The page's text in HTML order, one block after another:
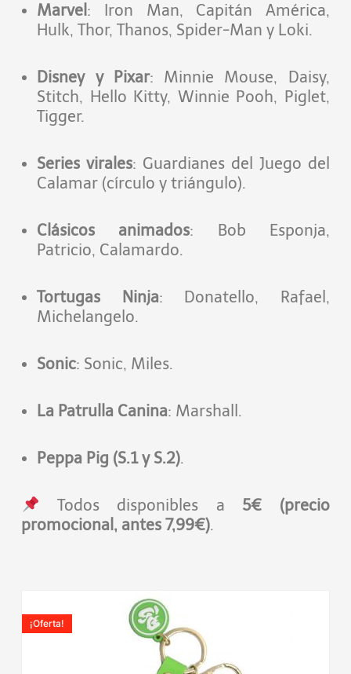
Marvel : Iron Man, Capitán América,
Hulk, Thor, Thanos, Spider-Man y Loki.
Disney y Pixar: Minnie Mouse, Daisy,
Stitch, Hello Kitty, Winnie Pooh, Piglet,
Tigger.
Series virales: Guardianes del Juego del
Calamar (círculo y triángulo).
Clásicos animados: Bob Esponja,
Patricio, Calamardo.
Tortugas Ninja: Donatello, Rafael,
Michelangelo.
Sonic: Sonic, Miles.
La Patrulla Canina: Marshall.
Peppa Pig (S.1 y S.2).
Todos disponibles a 5€ (precio
promocional, antes 7,99€).
¡Oferta!
original
era:
7,99€.3,90€.